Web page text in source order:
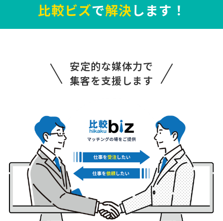
比較ビズで解決します！
安定的な媒体力で
集客を支援します
【展示会用のパネルa1サイズ１枚＆パンフ
レット250部】印刷の見積り依頼
[相談内容] 展示会用のパネルa1サイズ１枚とパンフレット8枚分の印
刷をお願いしたいです。パネルのデザインデータはあります。パンフ
人気案件
【チラシ・450万部】の見積も
り・相談依頼
印刷会社 > 印刷会社
総額予算 相談して決めたい 依頼地域 埼玉県
[印刷物の種類] チラシ [印刷物の概要] [検討基準] 価格重視 [作成予定
枚数等] 450万部 [デザイン（版下）の有無、データ形式] 有り（PDF）
[その他ご要望、ご質問等]